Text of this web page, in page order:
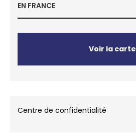
EN FRANCE
Voir la carte
Centre de confidentialité